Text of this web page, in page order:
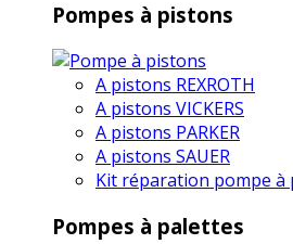
Pompes à pistons
A pistons REXROTH
A pistons VICKERS
A pistons PARKER
A pistons SAUER
Kit réparation pompe à
Pompes à palettes